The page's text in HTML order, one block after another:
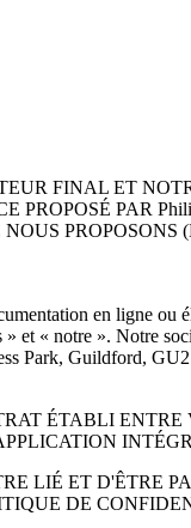
FINAL ET
PAR
en ligne
« notre ». Notre
Park, Guildford,
ÉTABLI
LIÉ ET D'ÊTRE
DE